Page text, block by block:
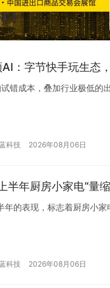
：字节快手玩生态
错成本，叠加行业极低的
科技 2026年08月06日
半年厨房小家电“量
年的表现，标志着厨房小家
科技 2026年08月06日